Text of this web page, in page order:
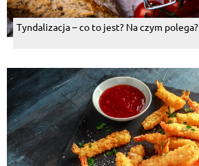
Tyndalizacja – co to jest? Na czym polega?